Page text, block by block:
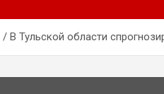
В Тульской области